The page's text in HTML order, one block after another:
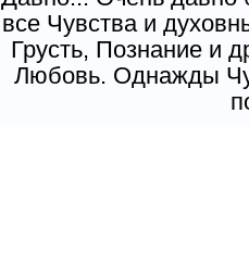
все Чувства и
Грусть, Познание и
Любовь. Однажды